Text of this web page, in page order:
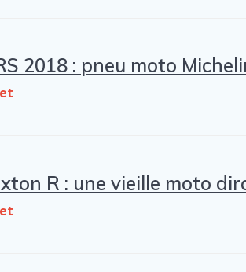
2018 : pneu moto
R : une vieille moto